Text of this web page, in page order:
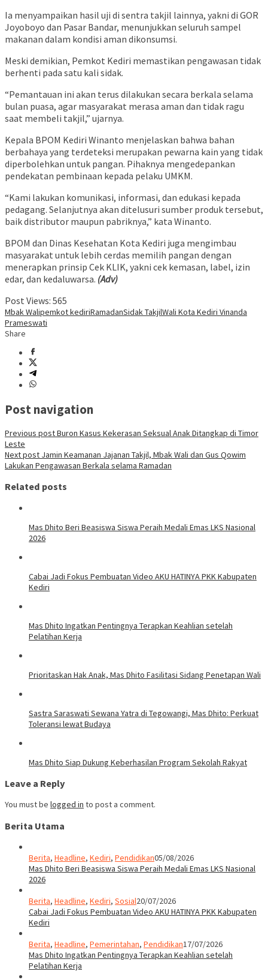
Ia menyampaikan hasil uji di sentra takjil lainnya, yakni di GOR
Joyoboyo dan Pasar Bandar, menunjukkan seluruh sampel
makanan dalam kondisi aman dikonsumsi.
Meski demikian, Pemkot Kediri memastikan pengawasan tidak
berhenti pada satu kali sidak.
“Pemantauan ini akan terus dilakukan secara berkala selama
bulan puasa, agar masyarakat merasa aman dan tidak ragu
saat membeli takjil,” ujarnya.
Kepala BPOM Kediri Winanto menjelaskan bahwa bahan
berbahaya yang terdeteksi merupakan pewarna kain yang tidak
diperbolehkan untuk pangan. Pihaknya mengedepankan
pendekatan pembinaan kepada pelaku UMKM.
“Kami lakukan komunikasi, informasi, dan edukasi kepada
pedagang. Selanjutnya akan ditelusuri sumber produk tersebut,
baik distributor maupun pabriknya,” kata Winanto.
BPOM dan Dinas Kesehatan Kota Kediri juga mengimbau
masyarakat untuk lebih cerdas memilih pangan dengan
menerapkan prinsip Cek KLIK, yakni cek kemasan, label, izin
edar, dan kedaluwarsa. (Adv)
Post Views: 565
Mbak Walipemkot kediriRamadanSidak TakjilWali Kota Kediri Vinanda
Prameswati
Share
Post navigation
Previous postBuron Kasus Kekerasan Seksual Anak Ditangkap di Timor
Leste
Next post Jamin Keamanan Jajanan Takjil, Mbak Wali dan Gus Qowim
Lakukan Pengawasan Berkala selama Ramadan
Related posts
Mas Dhito Beri Beasiswa Siswa Peraih Medali Emas LKS Nasional
2026
Cabai Jadi Fokus Pembuatan Video AKU HATINYA PKK Kabupaten
Kediri
Mas Dhito Ingatkan Pentingnya Terapkan Keahlian setelah
Pelatihan Kerja
Prioritaskan Hak Anak, Mas Dhito Fasilitasi Sidang Penetapan Wali
Sastra Saraswati Sewana Yatra di Tegowangi, Mas Dhito: Perkuat
Toleransi lewat Budaya
Mas Dhito Siap Dukung Keberhasilan Program Sekolah Rakyat
Leave a Reply
You must be logged in to post a comment.
Berita Utama
Berita, Headline, Kediri, Pendidikan05/08/2026
Mas Dhito Beri Beasiswa Siswa Peraih Medali Emas LKS Nasional
2026
Berita, Headline, Kediri, Sosial20/07/2026
Cabai Jadi Fokus Pembuatan Video AKU HATINYA PKK Kabupaten
Kediri
Berita, Headline, Pemerintahan, Pendidikan17/07/2026
Mas Dhito Ingatkan Pentingnya Terapkan Keahlian setelah
Pelatihan Kerja